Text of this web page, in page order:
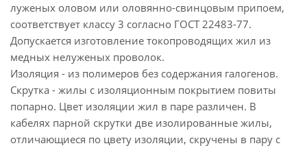
луженых оловом или оловянно-свинцовым припоем,
соответствует классу 3 согласно ГОСТ 22483-77.
Допускается изготовление токопроводящих жил из
медных нелуженых проволок.
Изоляция - из полимеров без содержания галогенов.
Скрутка - жилы с изоляционным покрытием повиты
попарно. Цвет изоляции жил в паре различен. В
кабелях парной скрутки две изолированные жилы,
отличающиеся по цвету изоляции, скручены в пару с